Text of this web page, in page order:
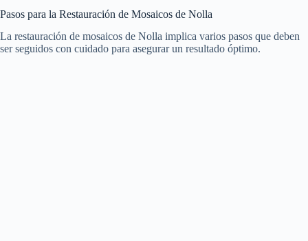
Pasos para la Restauración de Mosaicos de Nolla
La restauración de mosaicos de Nolla implica varios pasos que deben
ser seguidos con cuidado para asegurar un resultado óptimo.